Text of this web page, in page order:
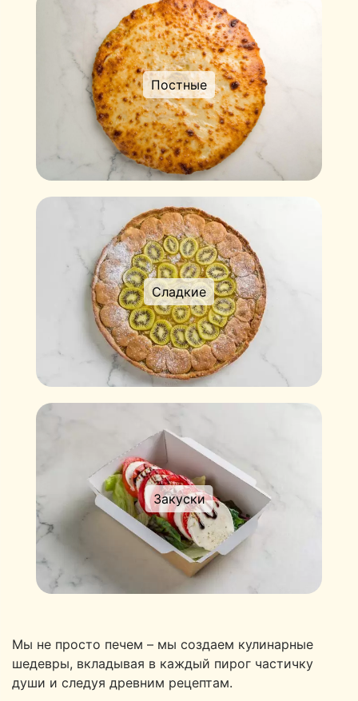
Постные
Сладкие
Закуски
Мы не просто печем – мы создаем кулинарные
шедевры, вкладывая в каждый пирог частичку
души и следуя древним рецептам.